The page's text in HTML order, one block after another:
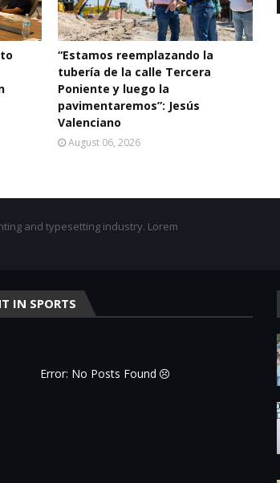
“Estamos reemplazando la
tubería de la calle Tercera
Poniente y luego la
pavimentaremos”: Jesús
Valenciano
August 06, 2026
and typesetting industry. Lorem
IN SPORTS
Error: No Posts Found